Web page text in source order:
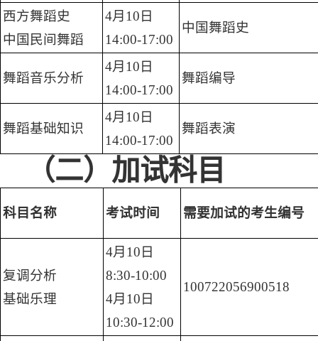
西方舞蹈史
中国民间舞蹈
4月10日
14:00-17:00
中国舞蹈史
舞蹈音乐分析
4月10日
14:00-17:00
舞蹈编导
舞蹈基础知识
4月10日
14:00-17:00
舞蹈表演
（二）加试科目
科目名称 考试时间 需要加试的考生编号
复调分析
基础乐理
4月10日
8:30-10:00
4月10日
10:30-12:00
100722056900518